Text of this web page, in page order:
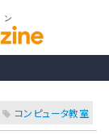
コンピュータ教室